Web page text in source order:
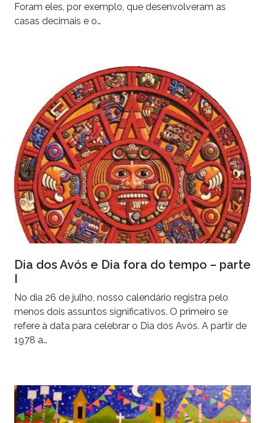
Foram eles, por exemplo, que desenvolveram as
casas decimais e o…
Dia dos Avós e Dia fora do tempo – parte
I
No dia 26 de julho, nosso calendário registra pelo
menos dois assuntos significativos. O primeiro se
refere à data para celebrar o Dia dos Avós. A partir de
1978 a…